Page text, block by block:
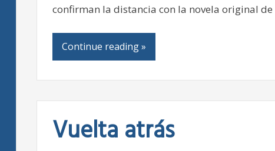
confirman la distancia con la novela original de
Continue reading »
Vuelta atrás